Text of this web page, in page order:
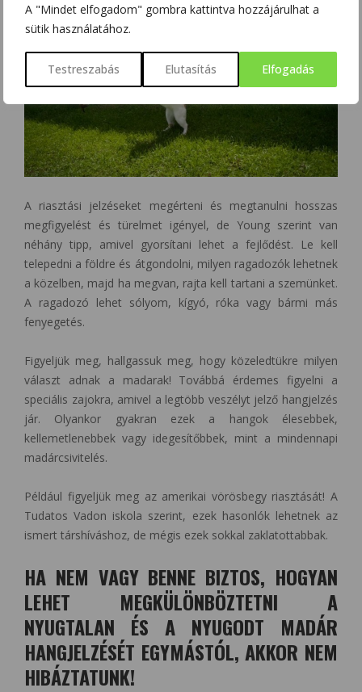
A "Mindet elfogadom" gombra kattintva hozzájárulhat a
sütik használatához.
Testreszabás Elutasítás Elfogadás
A riasztási jelzéseket megérteni és megtanulni hosszas
megfigyelést és türelmet igényel, de Young szerint van
néhány tipp, amivel gyorsítani lehet a fejlődést. Le kell
telepedni a földre és átgondolni, milyen ragadozók lehetnek
a közelben, majd ha megvan, rajta kell tartani a szemünket.
A ragadozó lehet sólyom, kígyó, róka vagy bármi más
fenyegetés.
Figyeljük meg, hallgassuk meg, hogy közeledtükre milyen
választ adnak a madarak! Továbbá érdemes figyelni a
speciális zajokra, amivel a legtöbb veszélyt jelző hangjelzés
jár. Olyankor gyakran ezek a hangok élesebbek,
kellemetlenebbek vagy idegesítőbbek, mint a mindennapi
madárcsivitelés.
Például figyeljük meg az amerikai vörösbegy riasztását! ­A
Tudatos Vadon iskola szerint, ezek hasonlók lehetnek az
ismert társhíváshoz, de mégis ezek sokkal zaklatottabbak.
HA NEM VAGY BENNE BIZTOS, HOGYAN
LEHET MEGKÜLÖNBÖZTETNI A
NYUGTALAN ÉS A NYUGODT MADÁR
HANGJELZÉSÉT EGYMÁSTÓL, AKKOR NEM
HIBÁZTATUNK!